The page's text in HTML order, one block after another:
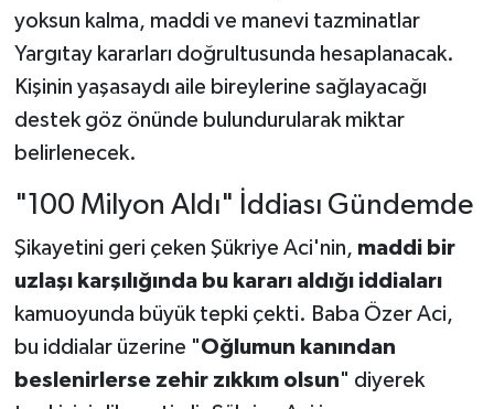
yoksun kalma, maddi ve manevi tazminatlar
Yargıtay kararları doğrultusunda hesaplanacak.
Kişinin yaşasaydı aile bireylerine sağlayacağı
destek göz önünde bulundurularak miktar
belirlenecek.
"100 Milyon Aldı" İddiası Gündemde
Şikayetini geri çeken Şükriye Aci'nin, maddi bir
uzlaşı karşılığında bu kararı aldığı iddiaları
kamuoyunda büyük tepki çekti. Baba Özer Aci,
bu iddialar üzerine "Oğlumun kanından
beslenirlerse zehir zıkkım olsun" diyerek